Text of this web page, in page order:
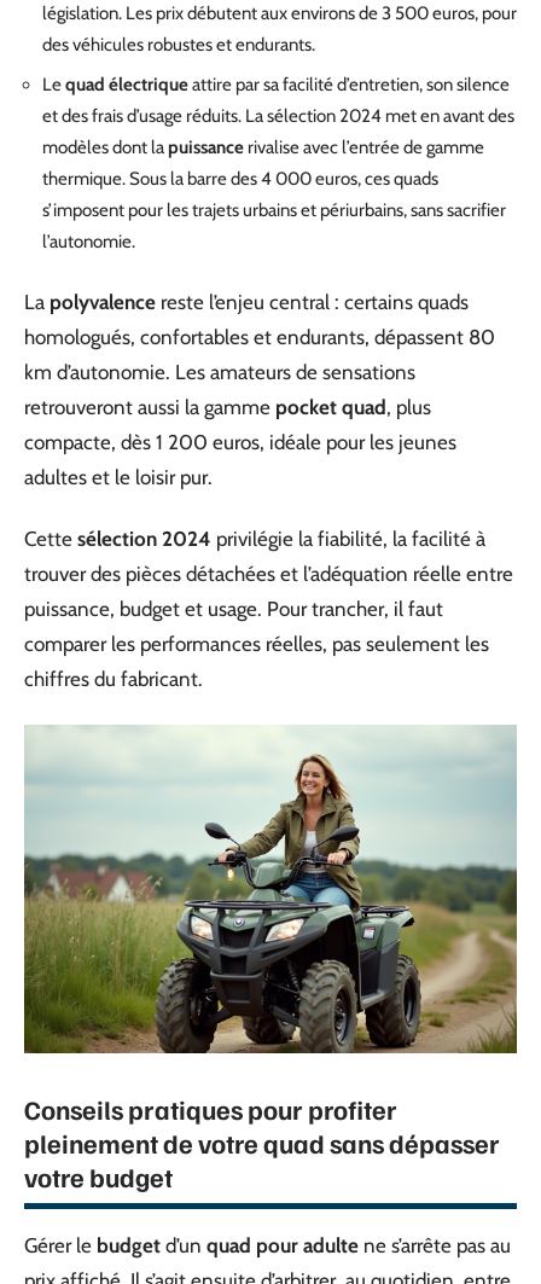
législation. Les prix débutent aux environs de 3 500 euros, pour
des véhicules robustes et endurants.
Lequad électriqueattire par sa facilité d’entretien, son silence
et des frais d’usage réduits. La sélection 2024 met en avant des
modèles dont lapuissance rivalise avec l’entrée de gamme
thermique. Sous la barre des 4 000 euros, ces quads
s’imposent pour les trajets urbains et périurbains, sans sacrifier
l’autonomie.
La polyvalence reste l’enjeu central : certains quads
homologués, confortables et endurants, dépassent 80
km d’autonomie. Les amateurs de sensations
retrouveront aussi la gamme pocket quad, plus
compacte, dès 1 200 euros, idéale pour les jeunes
adultes et le loisir pur.
Cette sélection 2024 privilégie la fiabilité, la facilité à
trouver des pièces détachées et l’adéquation réelle entre
puissance, budget et usage. Pour trancher, il faut
comparer les performances réelles, pas seulement les
chiffres du fabricant.
Conseils pratiques pour profiter
pleinement de votre quad sans dépasser
votre budget
Gérer le budget d’un quad pour adulte ne s’arrête pas au